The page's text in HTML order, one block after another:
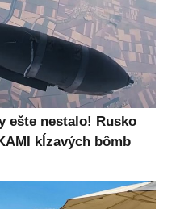
ešte nestalo! Rusko
kĺzavých bômb